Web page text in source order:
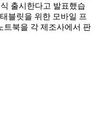
출시한다고 발표했습
블릿을 위한 모바일 프
트북을 각 제조사에서 판